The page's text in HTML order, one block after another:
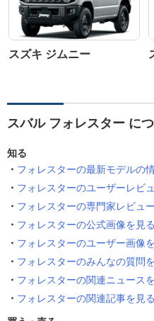
スズキ ジムニー
スバル フォレスター に
知る
フォレスターの最新モデルの
フォレスターのユーザーレビ
フォレスターの専門家レビュ
フォレスターの公式画像を見る
フォレスターのユーザー画像
フォレスターのみんなの質問
フォレスターの関連ニュース
フォレスターの関連記事を見る